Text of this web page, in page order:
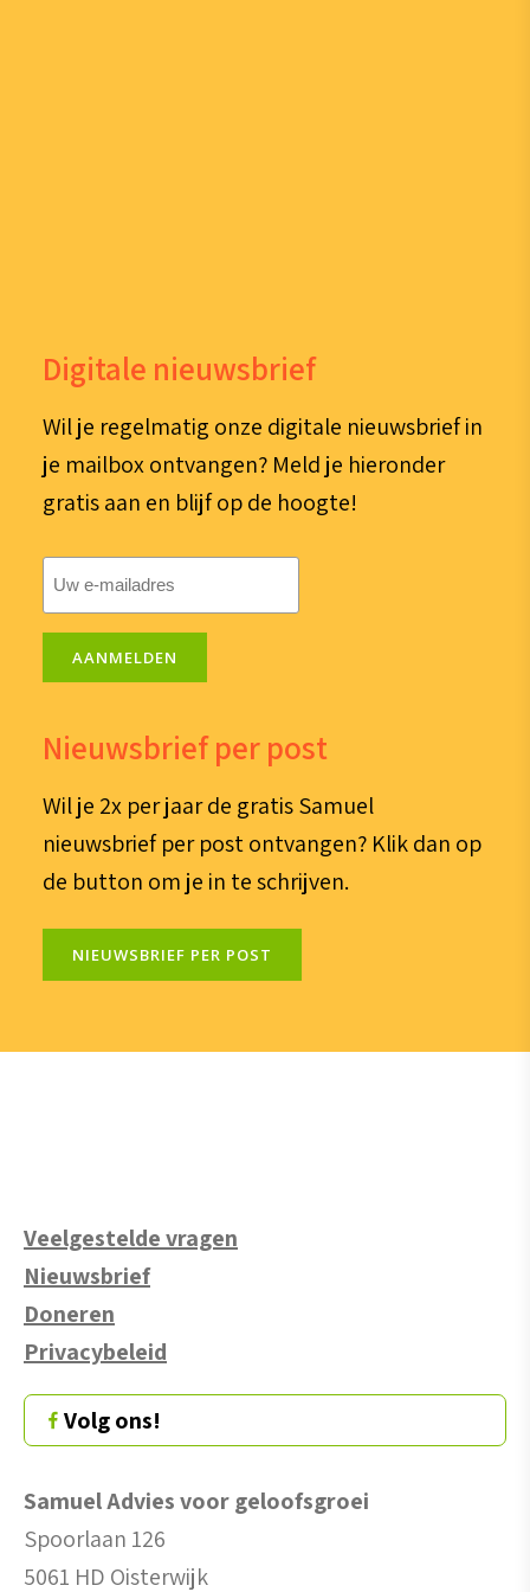
Digitale nieuwsbrief
Wil je regelmatig onze digitale nieuwsbrief in
je mailbox ontvangen? Meld je hieronder
gratis aan en blijf op de hoogte!
AANMELDEN
Nieuwsbrief per post
Wil je 2x per jaar de gratis Samuel
nieuwsbrief per post ontvangen? Klik dan op
de button om je in te schrijven.
NIEUWSBRIEF PER POST
Veelgestelde vragen
Nieuwsbrief
Doneren
Privacybeleid
Volg ons!
Samuel Advies voor geloofsgroei
Spoorlaan 126
5061 HD Oisterwijk